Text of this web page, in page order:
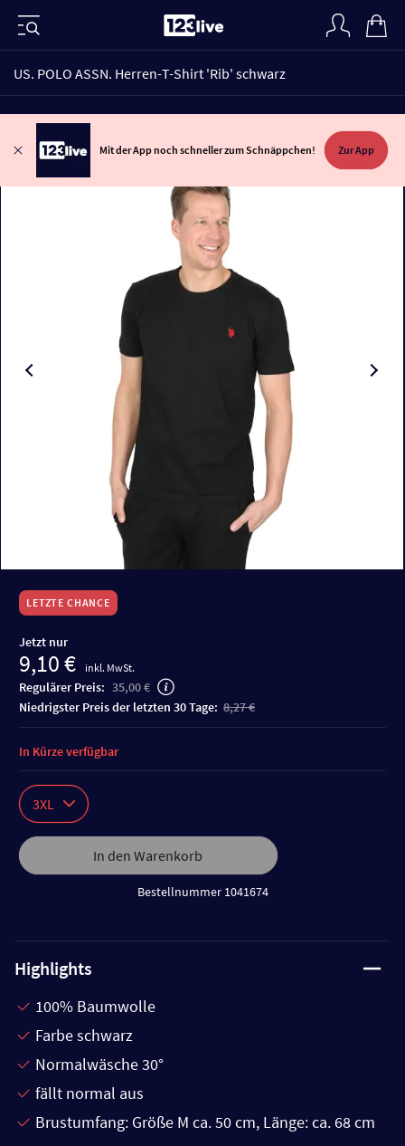
US. POLO ASSN. Herren-T-Shirt 'Rib' schwarz
Mit der App noch schneller zum Schnäppchen! Zur App
LETZTE CHANCE
Jetzt nur
9,10 € inkl. MwSt.
Regulärer Preis: 35,00 €
niedrigster Preis der letzten 30 Tage: 8,27 €
3XL
In den Warenkorb
Bestellnummer 1041674
In Kürze verfügbar
Highlights
100% Baumwolle
Farbe schwarz
Normalwäsche 30°
fällt normal aus
Brustumfang: Größe M ca. 50 cm, Länge: ca. 68 cm